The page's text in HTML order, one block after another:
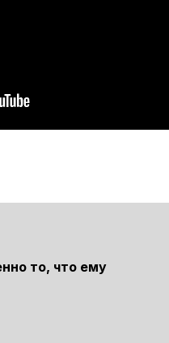
то, что ему